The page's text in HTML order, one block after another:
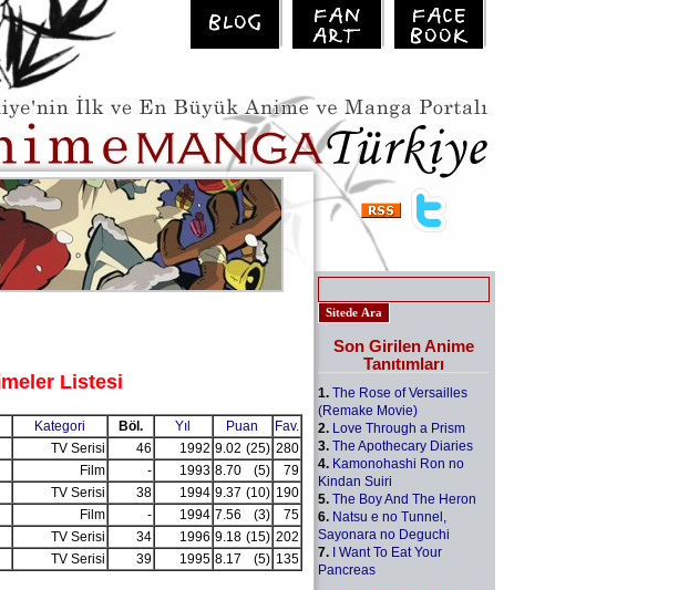
Listesi
Kategori Böl. Yıl Puan
Fav.
TV Serisi 46 1992 9.02 (25) 280
Film - 1993 8.70 (5)
79
TV Serisi 38 1994 9.37 (10) 190
Film - 1994 7.56 (3)
75
TV Serisi 34 1996 9.18 (15) 202
TV Serisi 39 1995 8.17 (5) 135
Son Girilen Anime
Tanıtımları
1. The Rose of Versailles
(Remake Movie)
2. Love Through a Prism
3. The Apothecary Diaries
4. Kamonohashi Ron no
Kindan Suiri
5. The Boy And The Heron
6. Natsu e no Tunnel,
Sayonara no Deguchi
7. I Want To Eat Your
Pancreas